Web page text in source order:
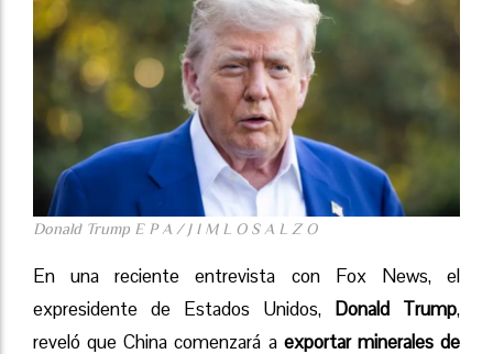
Donald Trump E P A / J I M L O S A L Z O
En una reciente entrevista con Fox News, el
expresidente de Estados Unidos, Donald Trump,
reveló que China comenzará a exportar minerales de